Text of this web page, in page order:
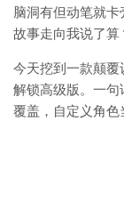
脑洞有但动笔就卡
故事走向我说了算
今天挖到一款颠
解锁高级版 。一句
覆盖，自定义角色